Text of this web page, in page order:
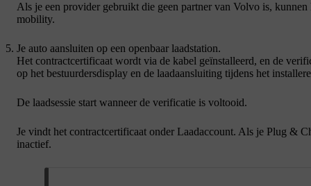
Als je een provider gebruikt die geen partner van Volvo is,
mobility.
Je auto aansluiten op een openbaar laadstation.
Het contractcertificaat wordt via de kabel geïnstalleerd, en de
op het bestuurdersdisplay en de laadaansluiting tijdens het
De laadsessie start wanneer de verificatie is voltooid.
Je vindt het contractcertificaat onder Laadaccount. Als je Plug &
inactief.